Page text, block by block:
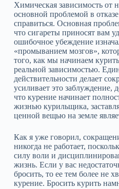
Химическая зависимость от
основной проблемой в
справиться. Основная
что сигареты приносят вам
ошибочное убеждение
«промыванием мозгов»,
того, как мы начинаем
реальной зависимостью.
действительности делает
усиливает это заблуждение,
что курение начинает
жизнью курильщика,
ценной вещью на земле
Как я уже говорил,
никогда не работает,
силу воли и
жизнь. Если у вас
бросить, то ее тем более не
курение. Бросить курить